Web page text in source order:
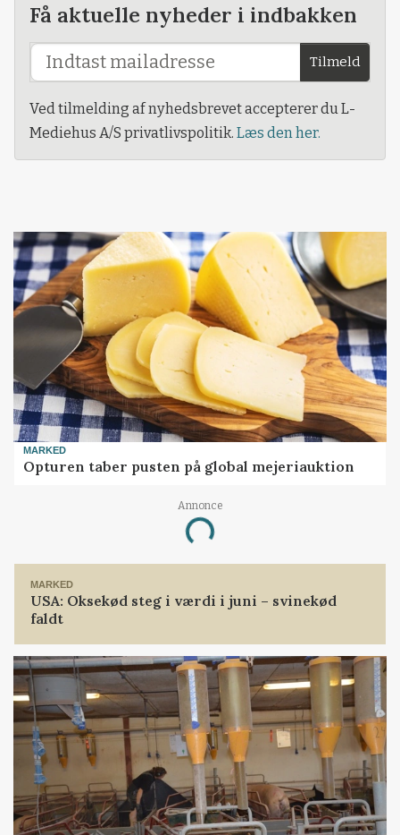
Få aktuelle nyheder i indbakken
Tilmeld
Ved tilmelding af nyhedsbrevet accepterer du L-
Mediehus A/S privatlivspolitik. Læs den her.
MARKED
Opturen taber pusten på global mejeriauktion
Annonce
Loading...
MARKED
USA: Oksekød steg i værdi i juni – svinekød
faldt